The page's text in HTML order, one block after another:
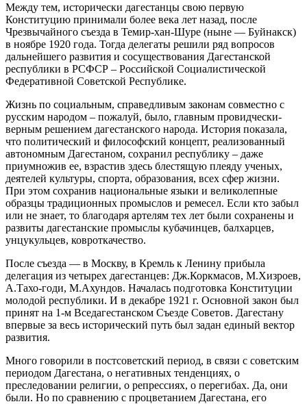
Между тем, исторически дагестанцы свою первую
Конституцию принимали более века лет назад, после
Чрезвычайного съезда в Темир-хан-Шуре (ныне — Буйнакск)
в ноябре 1920 года. Тогда делегаты решили ряд вопросов
дальнейшего развития и сосуществования Дагестанской
республики в РСФСР – Российской Социалистической
Федеративной Советской Республике.
Жизнь по социальным, справедливым законам совместно с
русским народом – пожалуй, было, главным провидчески-
верным решением дагестанского народа. История показала,
что политический и философский концепт, реализованный
автономным Дагестаном, сохранил республику – даже
приумножив ее, взрастив здесь блестящую плеяду ученых,
деятелей культуры, спорта, образования, всех сфер жизни.
При этом сохранив национальные языки и великолепные
образцы традиционных промыслов и ремесел. Если кто забыл
или не знает, то благодаря артелям тех лет были сохранены и
развиты дагестанские промыслы кубачинцев, балхарцев,
унцукульцев, ковроткачество.
После съезда — в Москву, в Кремль к Ленину прибыла
делегация из четырех дагестанцев: Дж.Коркмасов, М.Хизроев,
А.Тахо-годи, М.Ахундов. Началась подготовка Конституции
молодой республики. И в декабре 1921 г. Основной закон был
принят на 1-м Вседагестанском Съезде Советов. Дагестану
впервые за весь исторический путь был задан единый вектор
развития.
Много говорили в постсоветский период, в связи с советским
периодом Дагестана, о негативных тенденциях, о
преследовании религии, о репрессиях, о перегибах. Да, они
были. Но по сравнению с процветанием Дагестана, его